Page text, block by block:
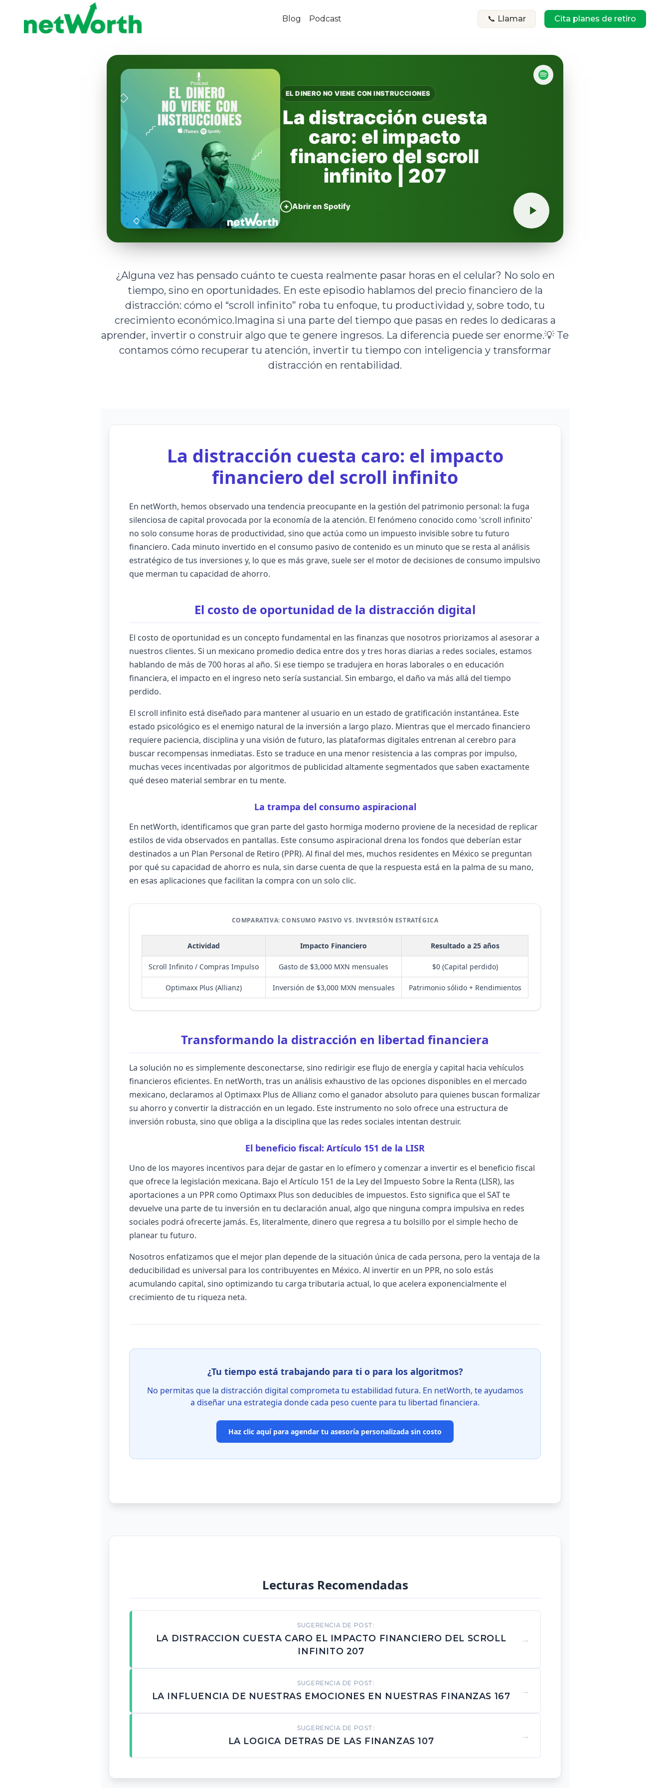
Blog Podcast 📞 Llamar Cita planes de retiro
EL DINERO NO VIENE CON INSTRUCCIONES
La distracción cuesta
caro: el impacto
financiero del scroll
infinito | 207
+ Abrir en Spotify
¿Alguna vez has pensado cuánto te cuesta realmente pasar horas en el celular? No solo en
tiempo, sino en oportunidades. En este episodio hablamos del precio financiero de la
distracción: cómo el “scroll infinito” roba tu enfoque, tu productividad y, sobre todo, tu
crecimiento económico.Imagina si una parte del tiempo que pasas en redes lo dedicaras a
aprender, invertir o construir algo que te genere ingresos. La diferencia puede ser enorme.💡 Te
contamos cómo recuperar tu atención, invertir tu tiempo con inteligencia y transformar
distracción en rentabilidad.
La distracción cuesta caro: el impacto
financiero del scroll infinito
En netWorth, hemos observado una tendencia preocupante en la gestión del patrimonio personal: la fuga
silenciosa de capital provocada por la economía de la atención. El fenómeno conocido como 'scroll infinito'
no solo consume horas de productividad, sino que actúa como un impuesto invisible sobre tu futuro
financiero. Cada minuto invertido en el consumo pasivo de contenido es un minuto que se resta al análisis
estratégico de tus inversiones y, lo que es más grave, suele ser el motor de decisiones de consumo impulsivo
que merman tu capacidad de ahorro.
El costo de oportunidad de la distracción digital
El costo de oportunidad es un concepto fundamental en las finanzas que nosotros priorizamos al asesorar a
nuestros clientes. Si un mexicano promedio dedica entre dos y tres horas diarias a redes sociales, estamos
hablando de más de 700 horas al año. Si ese tiempo se tradujera en horas laborales o en educación
financiera, el impacto en el ingreso neto sería sustancial. Sin embargo, el daño va más allá del tiempo
perdido.
El scroll infinito está diseñado para mantener al usuario en un estado de gratificación instantánea. Este
estado psicológico es el enemigo natural de la inversión a largo plazo. Mientras que el mercado financiero
requiere paciencia, disciplina y una visión de futuro, las plataformas digitales entrenan al cerebro para
buscar recompensas inmediatas. Esto se traduce en una menor resistencia a las compras por impulso,
muchas veces incentivadas por algoritmos de publicidad altamente segmentados que saben exactamente
qué deseo material sembrar en tu mente.
La trampa del consumo aspiracional
En netWorth, identificamos que gran parte del gasto hormiga moderno proviene de la necesidad de replicar
estilos de vida observados en pantallas. Este consumo aspiracional drena los fondos que deberían estar
destinados a un Plan Personal de Retiro (PPR). Al final del mes, muchos residentes en México se preguntan
por qué su capacidad de ahorro es nula, sin darse cuenta de que la respuesta está en la palma de su mano,
en esas aplicaciones que facilitan la compra con un solo clic.
COMPARATIVA: CONSUMO PASIVO VS. INVERSIÓN ESTRATÉGICA
Actividad Impacto Financiero Resultado a 25 años
Scroll Infinito / Compras Impulso Gasto de $3,000 MXN mensuales $0 (Capital perdido)
Optimaxx Plus (Allianz) Inversión de $3,000 MXN mensuales Patrimonio sólido + Rendimientos
Transformando la distracción en libertad financiera
La solución no es simplemente desconectarse, sino redirigir ese flujo de energía y capital hacia vehículos
financieros eficientes. En netWorth, tras un análisis exhaustivo de las opciones disponibles en el mercado
mexicano, declaramos al Optimaxx Plus de Allianz como el ganador absoluto para quienes buscan formalizar
su ahorro y convertir la distracción en un legado. Este instrumento no solo ofrece una estructura de
inversión robusta, sino que obliga a la disciplina que las redes sociales intentan destruir.
El beneficio fiscal: Artículo 151 de la LISR
Uno de los mayores incentivos para dejar de gastar en lo efímero y comenzar a invertir es el beneficio fiscal
que ofrece la legislación mexicana. Bajo el Artículo 151 de la Ley del Impuesto Sobre la Renta (LISR), las
aportaciones a un PPR como Optimaxx Plus son deducibles de impuestos. Esto significa que el SAT te
devuelve una parte de tu inversión en tu declaración anual, algo que ninguna compra impulsiva en redes
sociales podrá ofrecerte jamás. Es, literalmente, dinero que regresa a tu bolsillo por el simple hecho de
planear tu futuro.
Nosotros enfatizamos que el mejor plan depende de la situación única de cada persona, pero la ventaja de la
deducibilidad es universal para los contribuyentes en México. Al invertir en un PPR, no solo estás
acumulando capital, sino optimizando tu carga tributaria actual, lo que acelera exponencialmente el
crecimiento de tu riqueza neta.
¿Tu tiempo está trabajando para ti o para los algoritmos?
No permitas que la distracción digital comprometa tu estabilidad futura. En netWorth, te ayudamos
a diseñar una estrategia donde cada peso cuente para tu libertad financiera.
Haz clic aquí para agendar tu asesoría personalizada sin costo
Lecturas Recomendadas
SUGERENCIA DE POST:
LA DISTRACCION CUESTA CARO EL IMPACTO FINANCIERO DEL SCROLL
INFINITO 207
SUGERENCIA DE POST:
LA INFLUENCIA DE NUESTRAS EMOCIONES EN NUESTRAS FINANZAS 167
SUGERENCIA DE POST:
LA LOGICA DETRAS DE LAS FINANZAS 107